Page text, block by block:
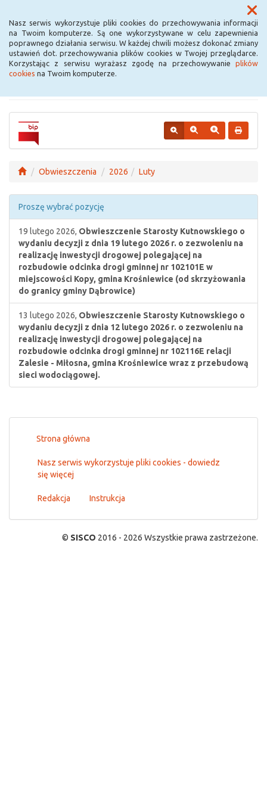
Nasz serwis wykorzystuje pliki cookies do przechowywania informacji
na Twoim komputerze. Są one wykorzystywane w celu zapewnienia
poprawnego działania serwisu. W każdej chwili możesz dokonać zmiany
ustawień dot. przechowywania plików cookies w Twojej przeglądarce.
Korzystając z serwisu wyrażasz zgodę na przechowywanie plików
cookies na Twoim komputerze.
Menu
Urząd Miejski w
Krośniewicach
Obwieszczenia 2026 Luty
Proszę wybrać pozycję
19 lutego 2026, Obwieszczenie Starosty Kutnowskiego o
wydaniu decyzji z dnia 19 lutego 2026 r. o zezwoleniu na
realizację inwestycji drogowej polegającej na
rozbudowie odcinka drogi gminnej nr 102101E w
miejscowości Kopy, gmina Krośniewice (od skrzyżowania
do granicy gminy Dąbrowice)
13 lutego 2026, Obwieszczenie Starosty Kutnowskiego o
wydaniu decyzji z dnia 12 lutego 2026 r. o zezwoleniu na
realizację inwestycji drogowej polegającej na
rozbudowie odcinka drogi gminnej nr 102116E relacji
Zalesie - Miłosna, gmina Krośniewice wraz z przebudową
sieci wodociągowej.
Strona główna
Nasz serwis wykorzystuje pliki cookies - dowiedz
się więcej
Redakcja Instrukcja
© SISCO 2016 - 2026 Wszystkie prawa zastrzeżone.